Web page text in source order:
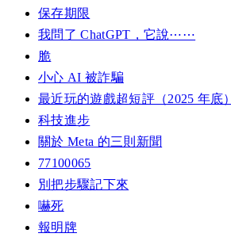
保存期限
我問了 ChatGPT，它說⋯⋯
脆
小心 AI 被詐騙
最近玩的遊戲超短評（2025 年底）
科技進步
關於 Meta 的三則新聞
77100065
別把步驟記下來
嚇死
報明牌